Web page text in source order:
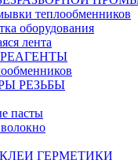
теплообменников
оборудования
лента
РЕЗЬБЫ
пасты
ГЕРМЕТИКИ